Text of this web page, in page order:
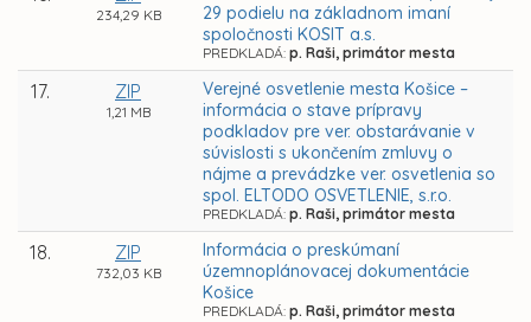
234,29 KB
29 podielu na základnom imaní
spoločnosti KOSIT a.s.
PREDKLADÁ: p. Raši, primátor mesta
17. ZIP
1,21 MB
Verejné osvetlenie mesta Košice –
informácia o stave prípravy
podkladov pre ver. obstarávanie v
súvislosti s ukončením zmluvy o
nájme a prevádzke ver. osvetlenia so
spol. ELTODO OSVETLENIE, s.r.o.
PREDKLADÁ: p. Raši, primátor mesta
18. ZIP
732,03 KB
Informácia o preskúmaní
územnoplánovacej dokumentácie
Košice
PREDKLADÁ: p. Raši, primátor mesta